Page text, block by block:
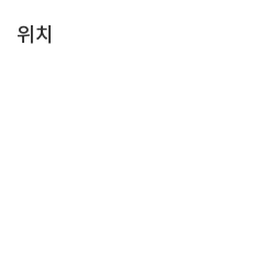
위치